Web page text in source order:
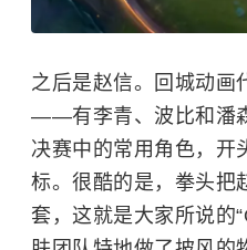
之后是赵信。回城动画
——有李青、波比和潘
决赛中的常用角色，开
标。很酷的是，拳头把
套，这就是大家所说的